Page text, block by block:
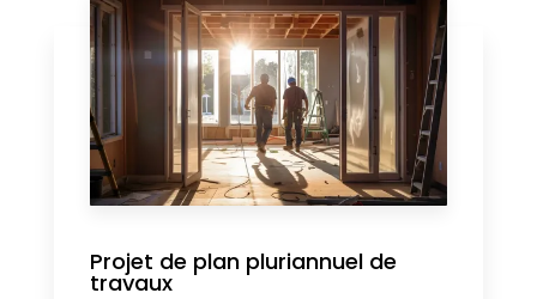
Projet de plan pluriannuel de
travaux